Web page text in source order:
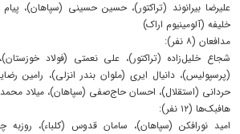
علیرضا بیرانوند (تراکتور)، حسین حسینی (سپاهان)،
خلیفه (آلومینیوم اراک)
مدافعان (۸ نفر):
شجاع خلیل‌زاده (تراکتور)، علی نعمتی (فولاد
(پرسپولیس)، دانیال ایری (ملوان بندر انزلی)، رامین
حردانی (استقلال)، احسان حاج‌صفی (سپاهان)، میلاد
هافبک‌ها (۱۲ نفر):
امید نورافکن (سپاهان)، سامان قدوس (کلباء)، روزبه